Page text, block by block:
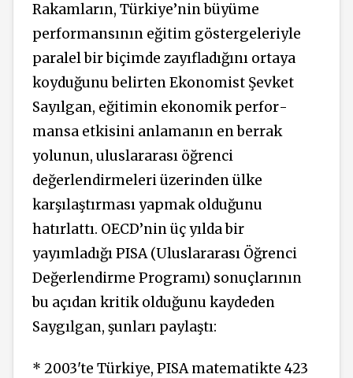
Rakamların, Türkiye’nin büyüme
performansının eğitim gösterge­leriyle
paralel bir biçimde zayıf­ladığını ortaya
koyduğunu belirten Ekonomist Şevket
Sayılgan, eğitimin ekonomik perfor­
mansa etkisini anlamanın en berrak
yolunun, uluslararası öğren­ci
değerlendirmeleri üzerinden ülke
karşılaştırması yapmak olduğunu
hatırlattı. OECD’nin üç yılda bir
yayımladı­ğı PISA (Uluslararası Öğrenci
Değerlendirme Programı) sonuçlarının
bu açıdan kritik olduğunu kaydeden
Saygılgan, şunları paylaştı:
* 2003'te Türkiye, PISA matematikte 423